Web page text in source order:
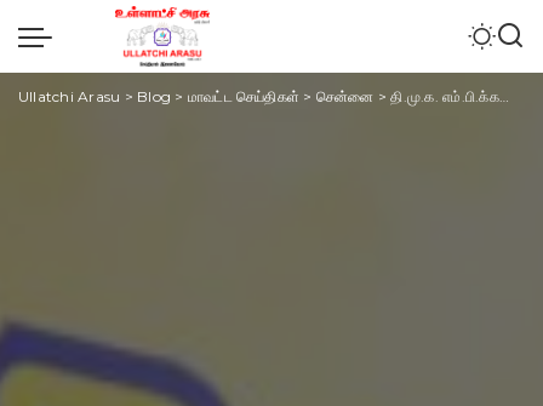
Ullatchi Arasu > Blog > மாவட்ட செய்திகள் > சென்னை >தி.மு.க. எம்.பி.க்களுடன் முதலமைச்சர் ஸ்டாலின் ஆலோசனை!